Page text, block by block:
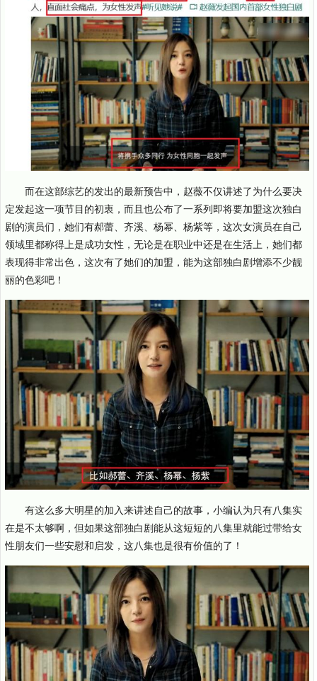
而在这部综艺的发出的最新预告中，赵薇不仅讲述了为什么要决
定发起这一项节目的初衷，而且也公布了一系列即将要加盟这次独白
剧的演员们，她们有郝蕾、齐溪、杨幂、杨紫等，这次女演员在自己
领域里都称得上是成功女性，无论是在职业中还是在生活上，她们都
表现得非常出色，这次有了她们的加盟，能为这部独白剧增添不少靓
丽的色彩吧！
有这么多大明星的加入来讲述自己的故事，小编认为只有八集实
在是不太够啊，但如果这部独白剧能从这短短的八集里就能过带给女
性朋友们一些安慰和启发，这八集也是很有价值的了！